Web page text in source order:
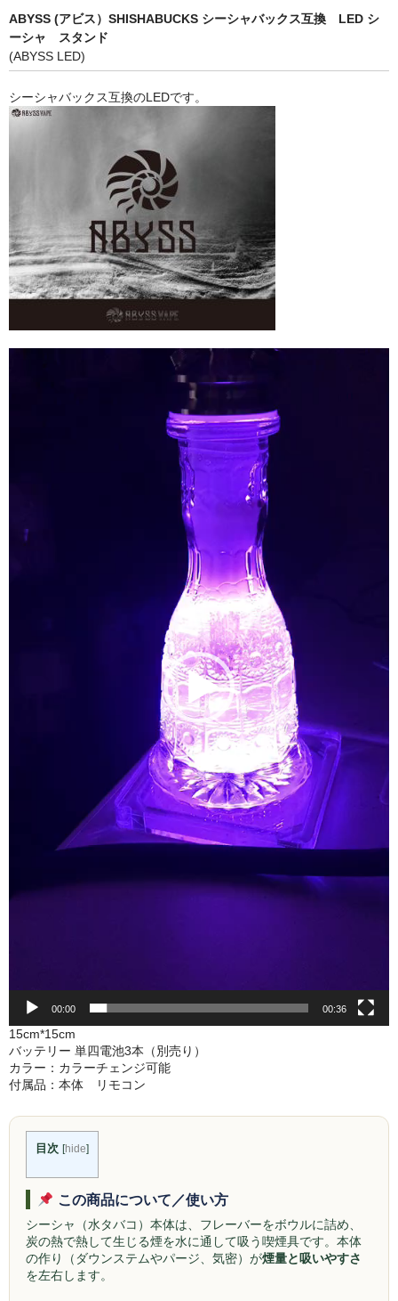
入荷予定 / 最新情報
予約
シーシャ
НА ГРАНИ (NA GRANI)
SHISHABUCKS
dschinni
Oduman
ChillCloud(チルクラウド）
AL FAKHER(アルファーヘル）
オデュマン
Starbuzz
FML
FUMARI
Ugly
NirvanaSuperShisha
SEBERO
SPLIT
Azure
ABYSS (アビス）SHISHABUCKS シーシャバックス互換 LED シ
ーシャ スタンド
(ABYSS LED)
シーシャバックス互換のLEDです。
00:00 00:36
15cm*15cm
バッテリー 単四電池3本（別売り）
カラー：カラーチェンジ可能
付属品：本体 リモコン
目次 [hide]
この商品について／使い方
シーシャ（水タバコ）本体は、フレーバーをボウルに詰め、
炭の熱で熱して生じる煙を水に通して吸う喫煙具です。本体
の作り（ダウンステムやパージ、気密）が煙量と吸いやすさ
を左右します。